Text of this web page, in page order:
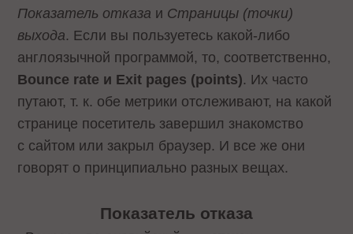
Показатель отказа и Страницы (точки)
выхода. Если вы пользуетесь какой-либо
англоязычной программой, то, соответственно,
Bounce rate и Exit pages (points). Их часто
путают, т. к. обе метрики отслеживают, на какой
странице посетитель завершил знакомство
с сайтом или закрыл браузер. И все же они
говорят о принципиально разных вещах.
Показатель отказа